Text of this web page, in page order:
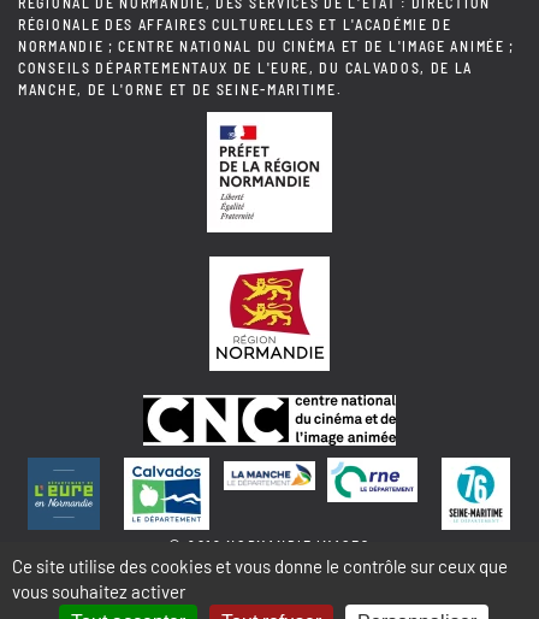
RÉGIONALE DES AFFAIRES CULTURELLES ET L'ACADÉMIE DE
NORMANDIE ; CENTRE NATIONAL DU CINÉMA ET DE L'IMAGE ANIMÉE ;
CONSEILS DÉPARTEMENTAUX DE L'EURE, DU CALVADOS, DE LA
MANCHE, DE L'ORNE ET DE SEINE-MARITIME.
© 2018 NORMANDIE IMAGES
Ce site utilise des cookies et vous donne le contrôle sur ceux que
vous souhaitez activer